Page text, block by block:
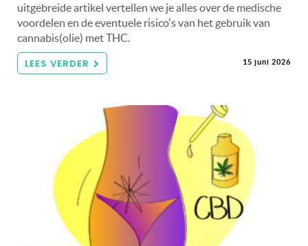
uitgebreide artikel vertellen we je alles over de medische
voordelen en de eventuele risico's van het gebruik van
cannabis(olie) met THC.
LEES VERDER 15 juni 2026